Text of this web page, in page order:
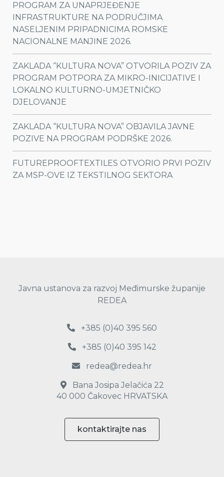
PROGRAM ZA UNAPRJEĐENJE
INFRASTRUKTURE NA PODRUČJIMA
NASELJENIM PRIPADNICIMA ROMSKE
NACIONALNE MANJINE 2026.
ZAKLADA “KULTURA NOVA” OTVORILA POZIV ZA
PROGRAM POTPORA ZA MIKRO-INICIJATIVE I
LOKALNO KULTURNO-UMJETNIČKO
DJELOVANJE
ZAKLADA “KULTURA NOVA” OBJAVILA JAVNE
POZIVE NA PROGRAM PODRŠKE 2026.
FUTUREPROOFTEXTILES OTVORIO PRVI POZIV
ZA MSP-OVE IZ TEKSTILNOG SEKTORA
Javna ustanova za razvoj Međimurske županije
REDEA
+385 (0)40 395 560
+385 (0)40 395 142
redea@redea.hr
Bana Josipa Jelačića 22
40 000 Čakovec HRVATSKA
kontaktirajte nas